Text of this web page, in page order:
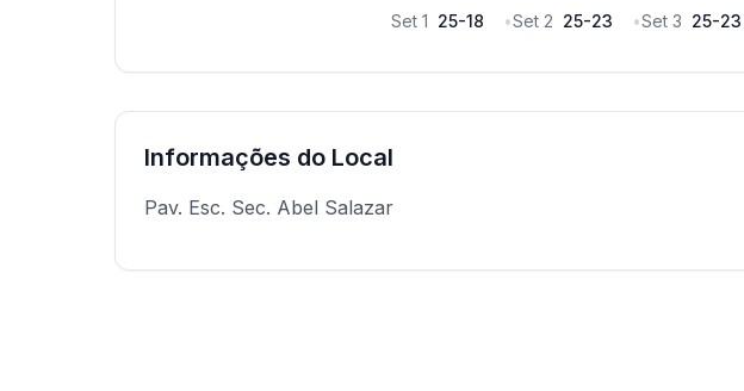
Set 1 25-18 •Set 2 25-23 •Set 3 25-23
Informações do Local
Pav. Esc. Sec. Abel Salazar